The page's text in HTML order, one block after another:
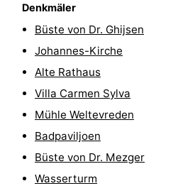
Aussichtspunkte
Attraktionen
Spielplätze
Indoor-
Spielplätze
Bowling
Minigolfplätze
Wellness-
Denkmäler
Büste von Dr. Ghijsen
Johannes-Kirche
Alte Rathaus
Villa Carmen Sylva
Mühle Weltevreden
Badpaviljoen
Büste von Dr. Mezger
Wasserturm